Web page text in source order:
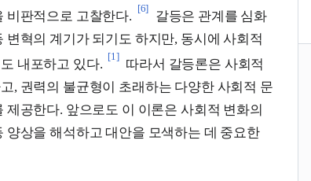
비판적으로 고찰한다.
[6]
갈등은 관계를 심화
혁의 계기가 되기도 하지만, 동시에 사회적
내포하고 있다.
[1]
따라서 갈등론은 사회적
, 권력의 불균형이 초래하는 다양한 사회적 문
공한다. 앞으로도 이 이론은 사회적 변화의
양상을 해석하고 대안을 모색하는 데 중요한